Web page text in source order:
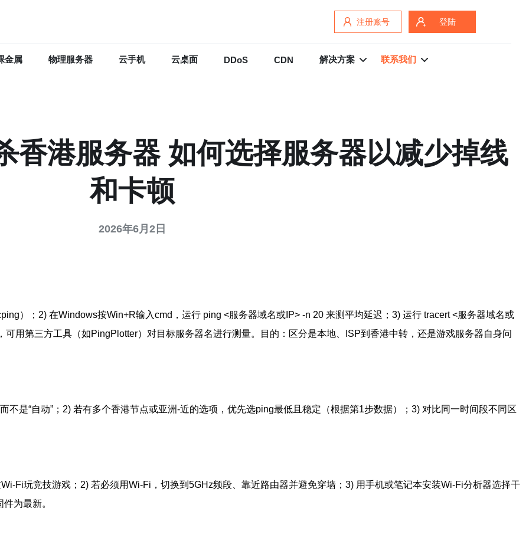
注册账号 登陆
金属 物理服务器 云手机 云桌面 DDoS CDN 解决方案 联系我们
香港服务器 如何选择服务器以减少掉线
和卡顿
2026年6月2日
）；2) 在Windows按Win+R输入cmd，运行 ping <服务器域名或IP> -n 20 来测平均延迟；3) 运行 tracert <服务器域名或
用第三方工具（如PingPlotter）对目标服务器名进行测量。目的：区分是本地、ISP到香港中转，还是游戏服务器自身问
不是“自动”；2) 若有多个香港节点或亚洲-近的选项，优先选ping最低且稳定（根据第1步数据）；3) 对比同一时间段不同区
玩竞技游戏；2) 若必须用Wi‑Fi，切换到5GHz频段、靠近路由器并避免穿墙；3) 用手机或笔记本安装Wi‑Fi分析器选择干
为最新。